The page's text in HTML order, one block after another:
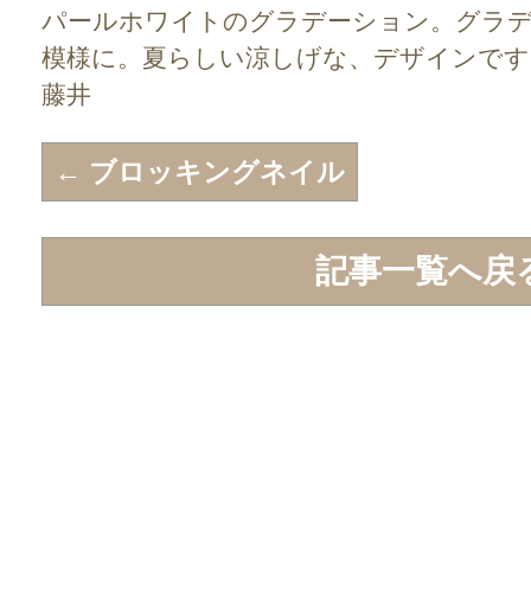
パールホワイトのグラデーション。グラ
模様に。夏らしい涼しげな、デザインで
藤井
← ブロッキングネイル
記事一覧へ戻